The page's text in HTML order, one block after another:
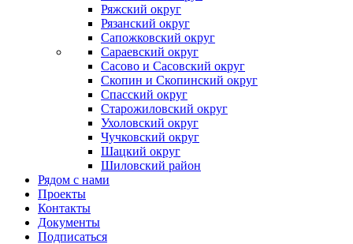
Ряжский округ
Рязанский округ
Сапожковский округ
Сараевский округ
Сасово и Сасовский округ
Скопин и Скопинский округ
Спасский округ
Старожиловский округ
Ухоловский округ
Чучковский округ
Шацкий округ
Шиловский район
Рядом с нами
Проекты
Контакты
Документы
Подписаться